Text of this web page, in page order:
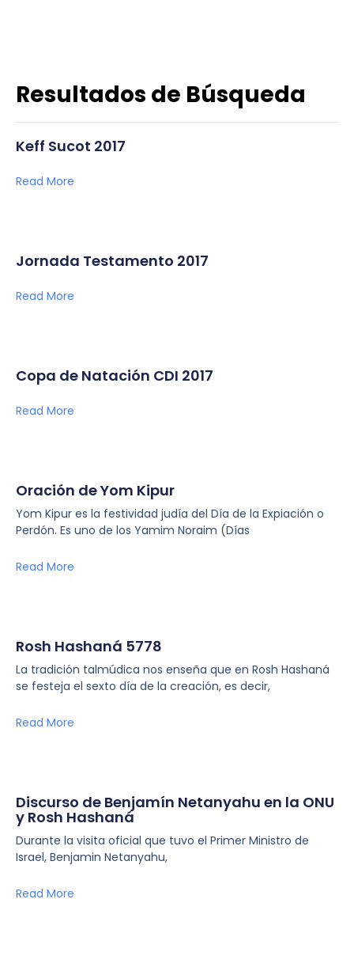
Resultados de Búsqueda
Keff Sucot 2017
Read More
Jornada Testamento 2017
Read More
Copa de Natación CDI 2017
Read More
Oración de Yom Kipur
Yom Kipur es la festividad judía del Día de la Expiación o
Perdón. Es uno de los Yamim Noraim (Días
Read More
Rosh Hashaná 5778
La tradición talmúdica nos enseña que en Rosh Hashaná
se festeja el sexto día de la creación, es decir,
Read More
Discurso de Benjamín Netanyahu en la ONU
y Rosh Hashaná
Durante la visita oficial que tuvo el Primer Ministro de
Israel, Benjamin Netanyahu,
Read More